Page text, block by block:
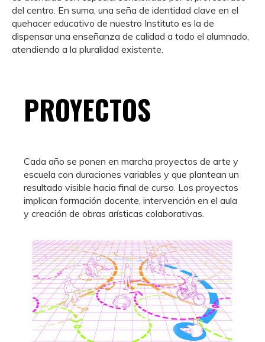
del centro. En suma, una seña de identidad clave en el
quehacer educativo de nuestro Instituto es la de
dispensar una enseñanza de calidad a todo el alumnado,
atendiendo a la pluralidad existente.
PROYECTOS
Cada año se ponen en marcha proyectos de arte y
escuela con duraciones variables y que plantean un
resultado visible hacia final de curso. Los proyectos
implican formación docente, intervención en el aula
y creación de obras arísticas colaborativas.